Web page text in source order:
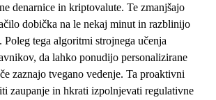
denarnice in kriptovalute. Te zmanjšajo
dobička na le nekaj minut in razblinijo
Poleg tega algoritmi strojnega učenja
da lahko ponudijo personalizirane
zaznajo tvegano vedenje. Ta proaktivni
zaupanje in hkrati izpolnjevati regulativne